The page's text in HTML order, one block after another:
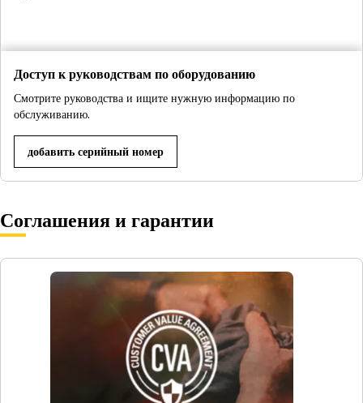
Доступ к руководствам по оборудованию
Смотрите руководства и ищите нужную информацию по
обслуживанию.
добавить серийный номер
Соглашения и гарантии